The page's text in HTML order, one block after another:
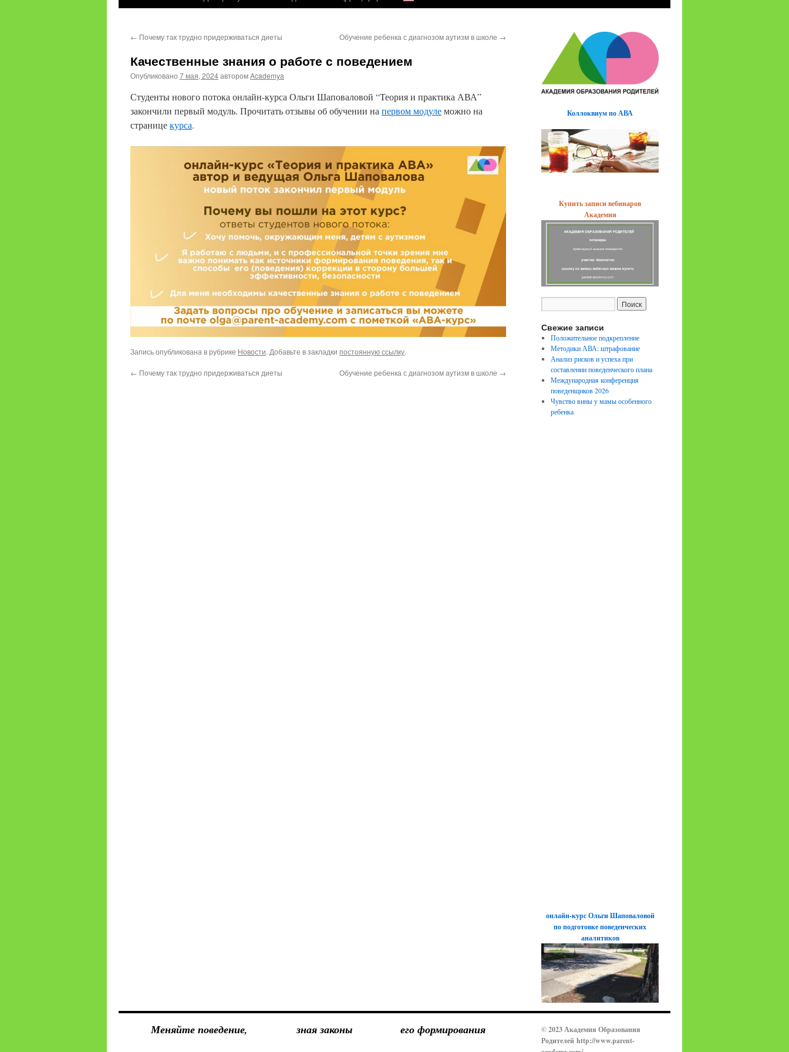
← Почему так трудно придерживаться диеты Обучение ребенка с диагнозом аутизм в школе →
Качественные знания о работе с поведением
Опубликовано 7 мая, 2024авторомAcademya
Студенты нового потока онлайн-курса Ольги Шаповаловой “Теория и практика АВА”
закончили первый модуль. Прочитать отзывы об обучении на первом модулеможно на
страницекурса.
Запись опубликована в рубрике Новости. Добавьте в закладки постоянную ссылку.
← Почему так трудно придерживаться диеты Обучение ребенка с диагнозом аутизм в школе →
Коллоквиум по АВА
Купить записи вебинаров
Академии
Свежие записи
Положительное подкрепление
Методики АВА: штрафование
Анализ рисков и успеха при
составлении поведенческого плана
Международная конференция
поведенщиков 2026
Чувство вины у мамы особенного
ребенка
онлайн-курс Ольги Шаповаловой
по подготовке поведенческих
аналитиков
Меняйте поведение, зная законы его формирования
© 2023 Академия Образования
Родителей http://www.parent-